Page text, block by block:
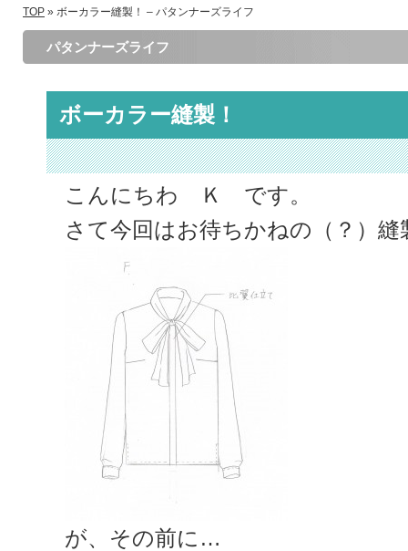
TOP » ボーカラー縫製！ – パタンナーズライフ
パタンナーズライフ
ボーカラー縫製！
こんにちわ Ｋ です。
さて今回はお待ちかねの（？）
が、その前に…